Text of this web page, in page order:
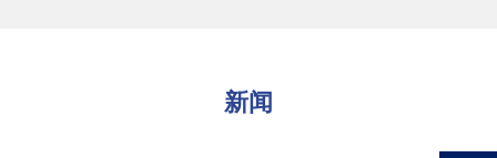
新闻